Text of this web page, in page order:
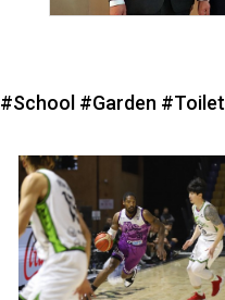
#School #Garden #Toilet